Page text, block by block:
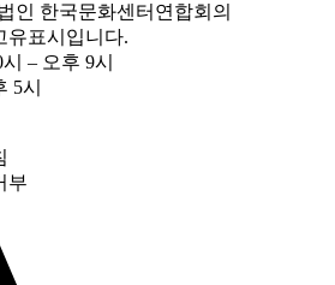
인 한국문화센터연합회의
유표시입니다.
– 오후 9시
5시
부